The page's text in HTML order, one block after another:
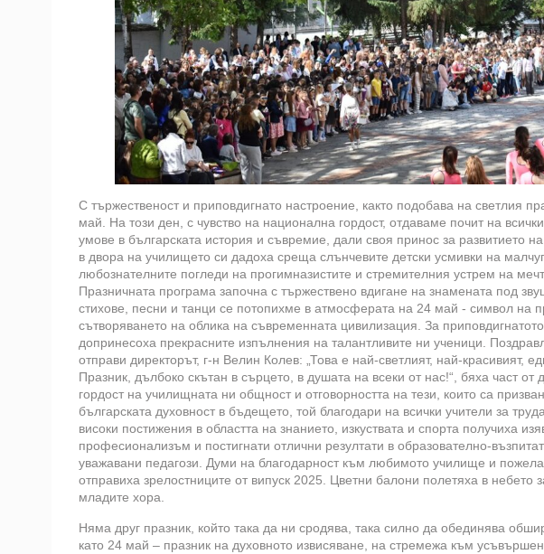
С тържественост и приповдигнато настроение, както подобава на светлия
май. На този ден, с чувство на национална гордост, отдаваме почит на
умове в българската история и съвремие, дали своя принос за развитието
в двора на училището си дадоха среща слънчевите детски усмивки на
любознателните погледи на прогимназистите и стремителния устрем на
Празничната програма започна с тържествено вдигане на знамената под
стихове, песни и танци се потопихме в атмосферата на 24 май - символ на
сътворяването на облика на съвременната цивилизация. За
допринесоха прекрасните изпълнения на талантливите ни ученици.
отправи директорът, г-н Велин Колев: „Това е най-светлият, най-красивият,
Празник, дълбоко скътан в сърцето, в душата на всеки от нас!“, бяха част
гордост на училищната ни общност и отговорността на тези, които са
българската духовност в бъдещето, той благодари на всички учители за
високи постижения в областта на знанието, изкуствата и спорта получиха
професионализъм и постигнати отлични резултати в образователно-
уважавани педагози. Думи на благодарност към любимото училище и
отправиха зрелостниците от випуск 2025. Цветни балони полетяха в небето
младите хора.
Няма друг празник, който така да ни сродява, така силно да обединява
като 24 май – празник на духовното извисяване, на стремежа към